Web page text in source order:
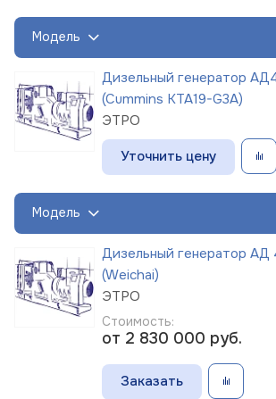
Модель
Дизельный генератор
(Cummins KTA19-G3A)
ЭТРО
Уточнить цену
Модель
Дизельный генератор
(Weichai)
ЭТРО
Стоимость:
от 2 830 000 руб.
Заказать